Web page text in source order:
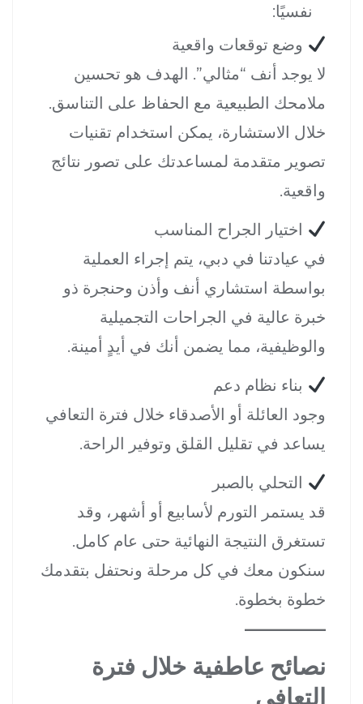
نفسيًا:
وضع توقعات واقعية
لا يوجد أنف “مثالي”. الهدف هو تحسين
ملامحك الطبيعية مع الحفاظ على التناسق.
خلال الاستشارة، يمكن استخدام تقنيات
تصوير متقدمة لمساعدتك على تصور نتائج
واقعية.
اختيار الجراح المناسب
في عيادتنا في دبي، يتم إجراء العملية
بواسطة استشاري أنف وأذن وحنجرة ذو
خبرة عالية في الجراحات التجميلية
والوظيفية، مما يضمن أنك في أيدٍ أمينة.
بناء نظام دعم
وجود العائلة أو الأصدقاء خلال فترة التعافي
يساعد في تقليل القلق وتوفير الراحة.
التحلي بالصبر
قد يستمر التورم لأسابيع أو أشهر، وقد
تستغرق النتيجة النهائية حتى عام كامل.
سنكون معك في كل مرحلة ونحتفل بتقدمك
خطوة بخطوة.
نصائح عاطفية خلال فترة
التعافي